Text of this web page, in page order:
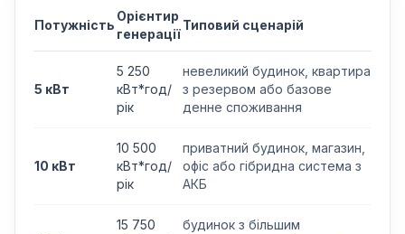
Потужність
Орієнтир
генерації
Типовий сценарій
5 кВт
5 250
кВт*год/
рік
невеликий будинок, квартира
з резервом або базове
денне споживання
10 кВт
10 500
кВт*год/
рік
приватний будинок, магазин,
офіс або гібридна система з
АКБ
15 750
будинок з більшим